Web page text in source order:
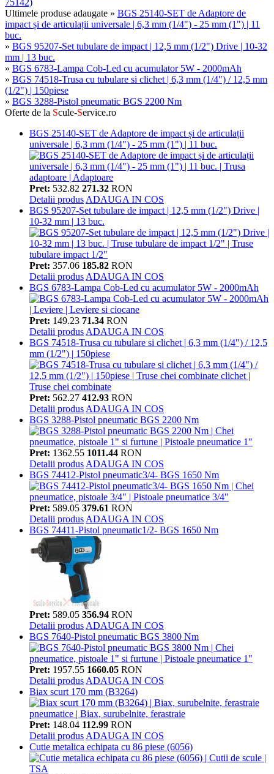
75142)
Ultimele produse adaugate » BGS 25140-SET de Adaptore de
impact și de articulații universale | 6,3 mm (1/4") - 25 mm (1") | 11
buc.
» BGS 95207-Set tubulare de impact | 12,5 mm (1/2") Drive | 10-32
mm | 13 buc.
» BGS 6783-Lampa Cob-Led cu acumulator 5W - 2000mAh
» BGS 74518-Trusa cu tubulare si clichet | 6,3 mm (1/4") / 12,5 mm
(1/2") | 150piese
» BGS 3288-Pistol pneumatic BGS 2200 Nm
Oferte de la Scule-Service.ro
BGS 25140-SET de Adaptore de impact și de articulații
universale | 6,3 mm (1/4") - 25 mm (1") | 11 buc.
Pret: 532.82 271.32 RON
Detalii produs ADAUGA IN COS
BGS 95207-Set tubulare de impact | 12,5 mm (1/2") Drive |
10-32 mm | 13 buc.
Pret: 357.06 185.82 RON
Detalii produs ADAUGA IN COS
BGS 6783-Lampa Cob-Led cu acumulator 5W - 2000mAh
Pret: 149.23 71.34 RON
Detalii produs ADAUGA IN COS
BGS 74518-Trusa cu tubulare si clichet | 6,3 mm (1/4") / 12,5
mm (1/2") | 150piese
Pret: 562.27 412.93 RON
Detalii produs ADAUGA IN COS
BGS 3288-Pistol pneumatic BGS 2200 Nm
Pret: 1362.55 1011.44 RON
Detalii produs ADAUGA IN COS
BGS 74412-Pistol pneumatic3/4- BGS 1650 Nm
Pret: 589.05 379.61 RON
Detalii produs ADAUGA IN COS
BGS 74411-Pistol pneumatic1/2- BGS 1650 Nm
Pret: 589.05 356.94 RON
Detalii produs ADAUGA IN COS
BGS 7640-Pistol pneumatic BGS 3800 Nm
Pret: 1957.55 1660.05 RON
Detalii produs ADAUGA IN COS
Biax scurt 170 mm (B3264)
Pret: 148.04 112.99 RON
Detalii produs ADAUGA IN COS
Cutie metalica echipata cu 86 piese (6056)